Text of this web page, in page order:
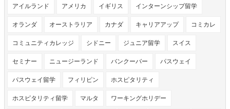
アイルランド アメリカ イギリス インターンシップ留学
オランダ オーストラリア カナダ キャリアアップ コミカレ
コミュニティカレッジ シドニー ジュニア留学 スイス
セミナー ニュージーランド バンクーバー パスウェイ
パスウェイ留学 フィリピン ホスピタリティ
ホスピタリティ留学 マルタ ワーキングホリデー